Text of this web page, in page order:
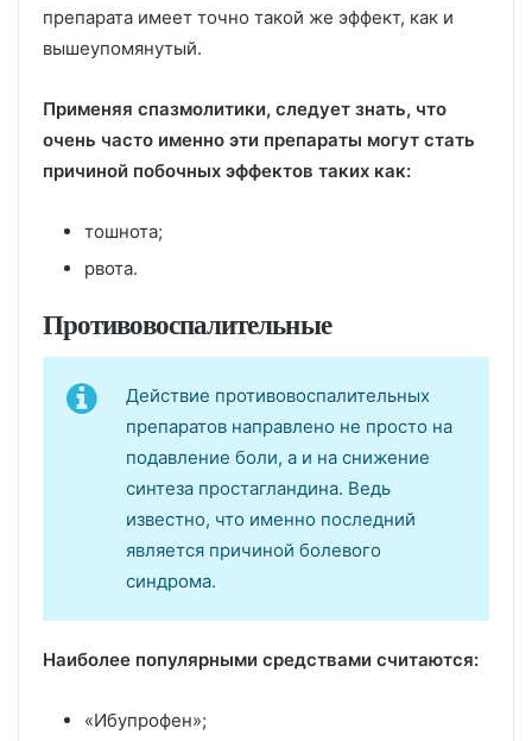
препарата имеет точно такой же эффект, как и
вышеупомянутый.
Применяя спазмолитики, следует знать, что
очень часто именно эти препараты могут стать
причиной побочных эффектов таких как:
тошнота;
рвота.
Противовоспалительные
Действие противовоспалительных
препаратов направлено не просто на
подавление боли, а и на снижение
синтеза простагландина. Ведь
известно, что именно последний
является причиной болевого
синдрома.
Наиболее популярными средствами считаются:
«Ибупрофен»;